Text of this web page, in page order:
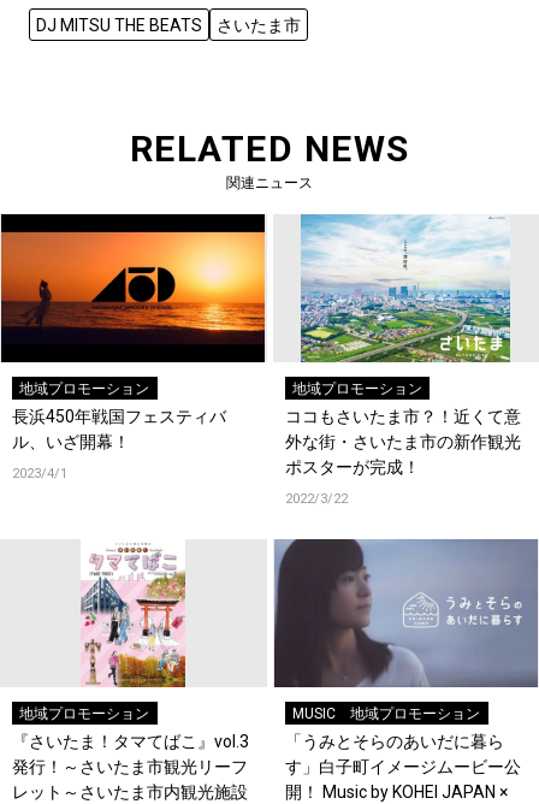
DJ MITSU THE BEATS さいたま市
RELATED NEWS
関連ニュース
地域プロモーション
長浜450年戦国フェスティバ
ル、いざ開幕！
2023/4/1
地域プロモーション
ココもさいたま市？！近くて意
外な街・さいたま市の新作観光
ポスターが完成！
2022/3/22
地域プロモーション
『さいたま！タマてばこ』vol.3
発行！～さいたま市観光リーフ
レット～さいたま市内観光施設
MUSIC 地域プロモーション
「うみとそらのあいだに暮ら
す」白子町イメージムービー公
開！ Music by KOHEI JAPAN ×